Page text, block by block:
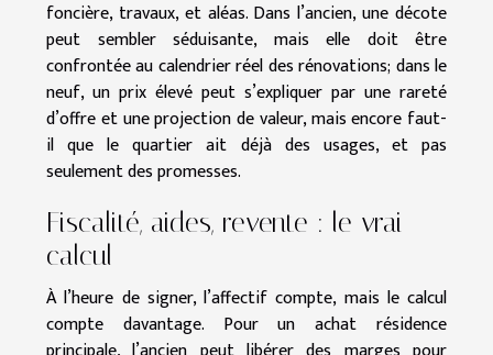
foncière, travaux, et aléas. Dans l’ancien, une décote
peut sembler séduisante, mais elle doit être
confrontée au calendrier réel des rénovations; dans le
neuf, un prix élevé peut s’expliquer par une rareté
d’offre et une projection de valeur, mais encore faut-
il que le quartier ait déjà des usages, et pas
seulement des promesses.
Fiscalité, aides, revente : le vrai
calcul
À l’heure de signer, l’affectif compte, mais le calcul
compte davantage. Pour un achat résidence